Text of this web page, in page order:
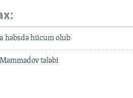
həbsdə hücum olub
tələbi